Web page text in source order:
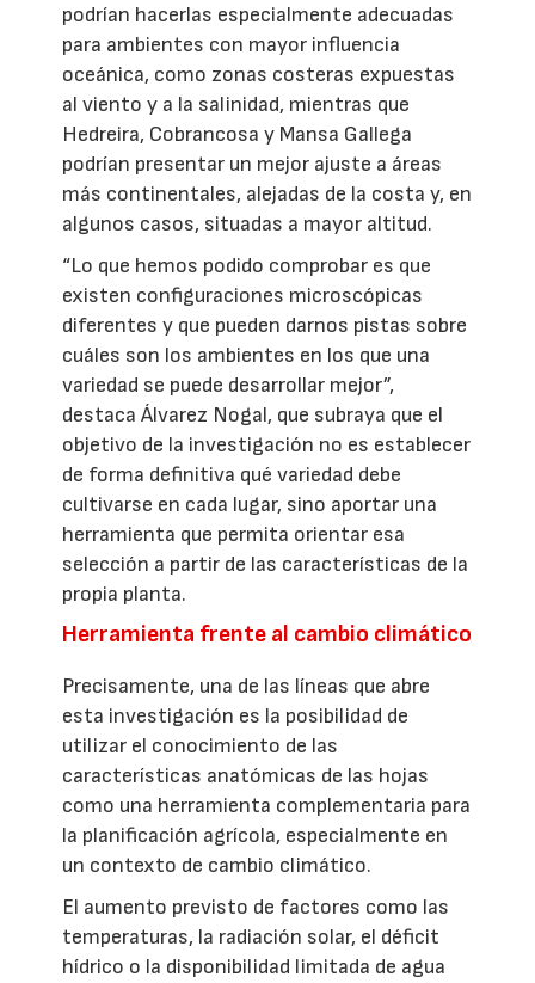
podrían hacerlas especialmente adecuadas
para ambientes con mayor influencia
oceánica, como zonas costeras expuestas
al viento y a la salinidad, mientras que
Hedreira, Cobrancosa y Mansa Gallega
podrían presentar un mejor ajuste a áreas
más continentales, alejadas de la costa y, en
algunos casos, situadas a mayor altitud.
“Lo que hemos podido comprobar es que
existen configuraciones microscópicas
diferentes y que pueden darnos pistas sobre
cuáles son los ambientes en los que una
variedad se puede desarrollar mejor”,
destaca Álvarez Nogal, que subraya que el
objetivo de la investigación no es establecer
de forma definitiva qué variedad debe
cultivarse en cada lugar, sino aportar una
herramienta que permita orientar esa
selección a partir de las características de la
propia planta.
Herramienta frente al cambio climático
Precisamente, una de las líneas que abre
esta investigación es la posibilidad de
utilizar el conocimiento de las
características anatómicas de las hojas
como una herramienta complementaria para
la planificación agrícola, especialmente en
un contexto de cambio climático.
El aumento previsto de factores como las
temperaturas, la radiación solar, el déficit
hídrico o la disponibilidad limitada de agua